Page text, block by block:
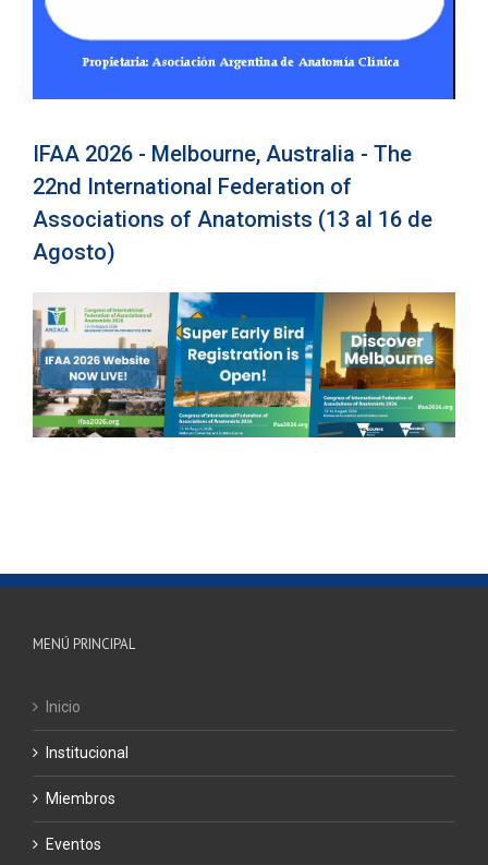
IFAA 2026 - Melbourne, Australia - The
22nd International Federation of
Associations of Anatomists (13 al 16 de
Agosto)
MENÚ PRINCIPAL
Inicio
Institucional
Miembros
Eventos